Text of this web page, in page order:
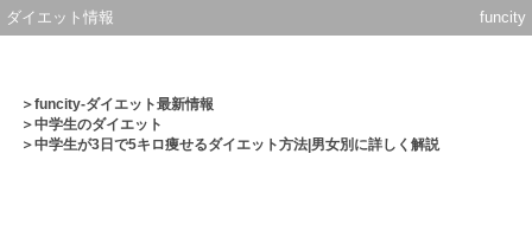
ダイエット情報 funcity
＞funcity-ダイエット最新情報
＞中学生のダイエット
＞中学生が3日で5キロ痩せるダイエット方法|男女別に詳しく解説